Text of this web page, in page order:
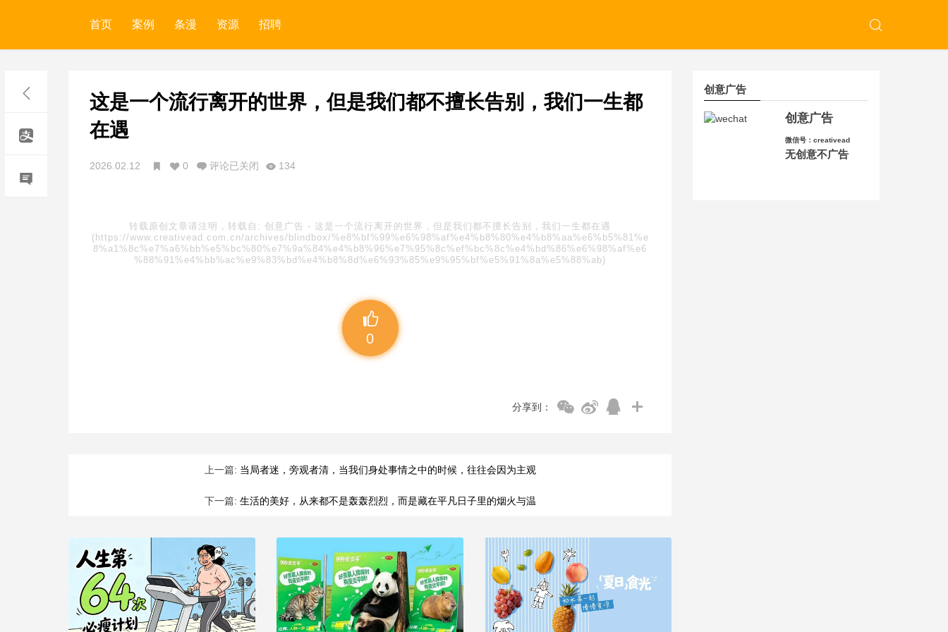
首页 案例 条漫 资源 招聘
这是一个流行离开的世界，但是我们都不擅长告别，我们一生都
在遇
2026.02.12 0 评论已关闭 134
转载原创文章请注明，转载自: 创意广告 - 这是一个流行离开的世界，但是我们都不擅长告别，我们一生都在遇
(https://www.creativead.com.cn/archives/blindbox/%e8%bf%99%e6%98%af%e4%b8%80%e4%b8%aa%e6%b5%81%e
8%a1%8c%e7%a6%bb%e5%bc%80%e7%9a%84%e4%b8%96%e7%95%8c%ef%bc%8c%e4%bd%86%e6%98%af%e6
%88%91%e4%bb%ac%e9%83%bd%e4%b8%8d%e6%93%85%e9%95%bf%e5%91%8a%e5%88%ab)
0
分享到：
上一篇: 当局者迷，旁观者清，当我们身处事情之中的时候，往往会因为主观
下一篇: 生活的美好，从来都不是轰轰烈烈，而是藏在平凡日子里的烟火与温
创意广告
创意广告
微信号：creativead
无创意不广告